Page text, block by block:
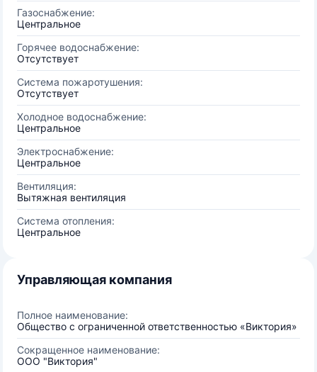
Газоснабжение:
Центральное
Горячее водоснабжение:
Отсутствует
Система пожаротушения:
Отсутствует
Холодное водоснабжение:
Центральное
Электроснабжение:
Центральное
Вентиляция:
Вытяжная вентиляция
Система отопления:
Центральное
Управляющая компания
Полное наименование:
Общество с ограниченной ответственностью «Виктория»
Сокращенное наименование:
ООО "Виктория"